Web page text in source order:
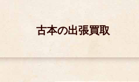
古本の出張買取